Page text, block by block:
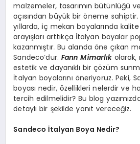
malzemeler, tasarımın bütünlüğü
açısından büyük bir öneme
yıllarda, iç mekan boyalarında kalite
arayışları arttıkça İtalyan boyalar
kazanmıştır. Bu alanda öne çıkan
Sandeco’dur. Fann Mimarlıkolarak,
estetik ve dayanıklı bir çözüm
İtalyan boyalarını öneriyoruz. Peki,
boyası nedir, özellikleri nelerdir ve
tercih edilmelidir? Bu blog
detaylı bir şekilde yanıt vereceğiz.
Sandeco İtalyan Boya Nedir?